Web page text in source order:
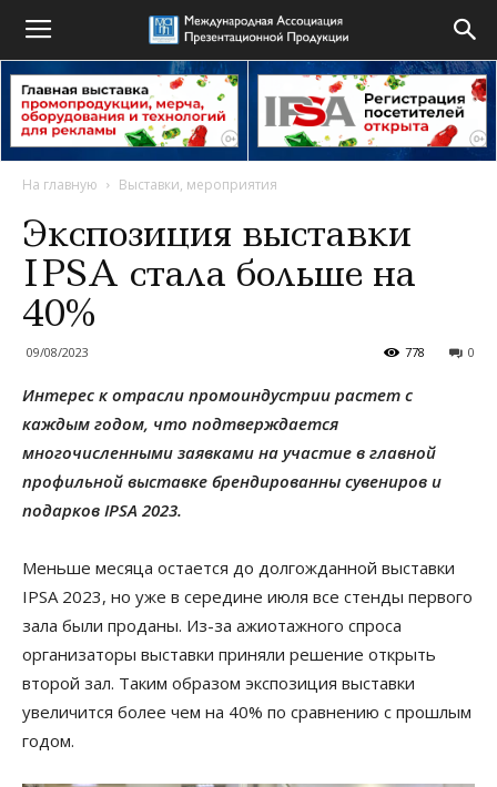
На главную Выставки, мероприятия
Экспозиция выставки
IPSA стала больше на
40%
09/08/2023 0
778
Интерес к отрасли промоиндустрии растет с
каждым годом, что подтверждается
многочисленными заявками на участие в главной
профильной выставке брендированны сувениров и
подарков IPSA 2023.
Меньше месяца остается до долгожданной выставки
IPSA 2023, но уже в середине июля все стенды первого
зала были проданы. Из-за ажиотажного спроса
организаторы выставки приняли решение открыть
второй зал. Таким образом экспозиция выставки
увеличится более чем на 40% по сравнению с прошлым
годом.